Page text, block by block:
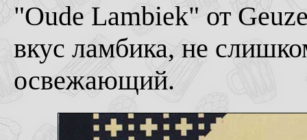
"Oude Lambiek" от
вкус ламбика, не
освежающий.